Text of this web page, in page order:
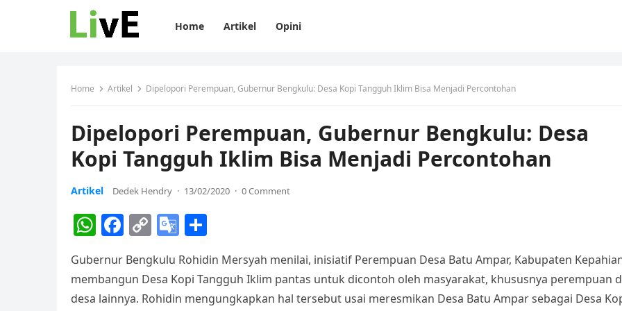
Home Artikel Opini
Home Artikel Dipelopori Perempuan, Gubernur Bengkulu: Desa Kopi Tangguh Iklim Bisa Menjadi Percontohan
Dipelopori Perempuan, Gubernur Bengkulu: Desa
Kopi Tangguh Iklim Bisa Menjadi Percontohan
Artikel Dedek Hendry · 13/02/2020 · 0 Comment
W
at
s
F
c
e
C
p
y
G
o
gl
ar
e
Gubernur Bengkulu Rohidin Mersyah menilai, inisiatif Perempuan Desa Batu Ampar, Kabupaten
membangun Desa Kopi Tangguh Iklim pantas untuk dicontoh oleh masyarakat, khususnya perempuan
desa lainnya. Rohidin mengungkapkan hal tersebut usai meresmikan Desa Batu Ampar sebagai Desa